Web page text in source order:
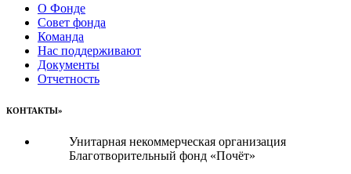
О Фонде
Совет фонда
Команда
Нас поддерживают
Документы
Отчетность
КОНТАКТЫ»
Унитарная некоммерческая организация
Благотворительный фонд «Почёт»